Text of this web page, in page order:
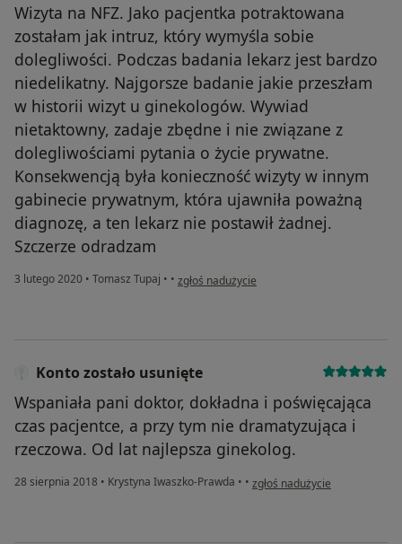
Wizyta na NFZ. Jako pacjentka potraktowana
zostałam jak intruz, który wymyśla sobie
dolegliwości. Podczas badania lekarz jest bardzo
niedelikatny. Najgorsze badanie jakie przeszłam
w historii wizyt u ginekologów. Wywiad
nietaktowny, zadaje zbędne i nie związane z
dolegliwościami pytania o życie prywatne.
Konsekwencją była konieczność wizyty w innym
gabinecie prywatnym, która ujawniła poważną
diagnozę, a ten lekarz nie postawił żadnej.
Szczerze odradzam
3 lutego 2020 • Tomasz Tupaj • • w opinii użytkownika Em
zgłoś nadużycie
Konto zostało usunięte
Wspaniała pani doktor, dokładna i poświęcająca
czas pacjentce, a przy tym nie dramatyzująca i
rzeczowa. Od lat najlepsza ginekolog.
28 sierpnia 2018 • Krystyna Iwaszko-Prawda • • w opinii użytkownika Konto
zgłoś nadużycie